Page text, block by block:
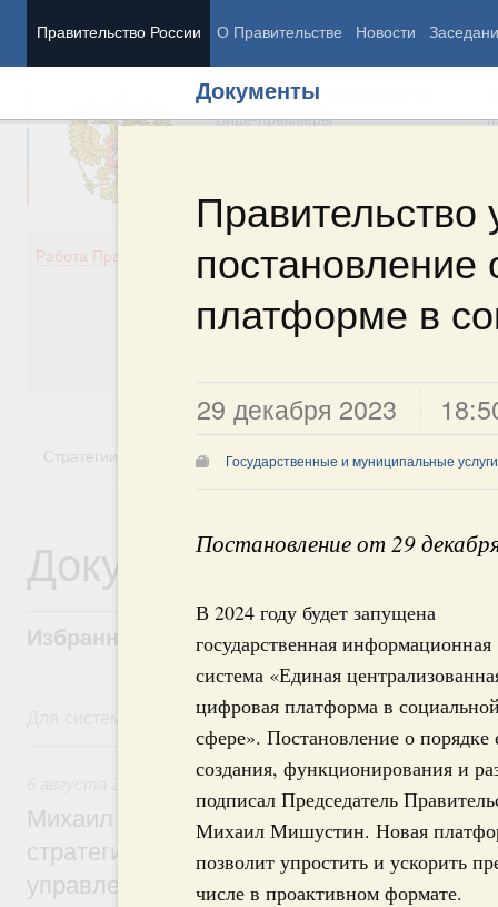
Правительство России О Правительстве Новости
Документы
Правительство
платформе в
29 декабря 2023
Государственные и муниципальные услуги
Постановление от 29
В 2024 году будет запущена
государственная информационная
система «Единая
цифровая платформа в
сфере». Постановление о порядке
создания, функционирования и
подписал Председатель
Михаил Мишустин. Новая
позволит упростить и ускорить
числе в проактивном формате.
Председатель Правительства
Вице-премьеры
Работа Правительства
Демография
Здоровье
Образование
Культура
Стратегии Государственные программы
Документы
Избранные документы со справками к
Для системного поиска перейдите в раздел "Поиск по
6 августа, четверг
Технологическое развитие. Инновации
Михаил Мишустин дал поручения по
стратегической сессии о
управления научно-технологическим